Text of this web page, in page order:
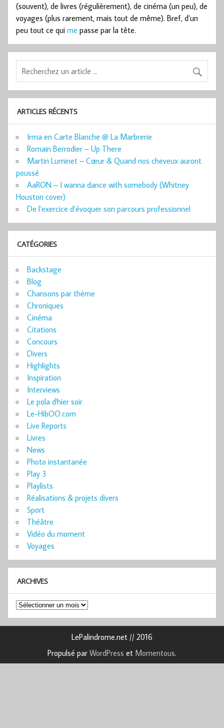
(souvent), de livres (régulièrement), de cinéma (un peu), de
voyages (plus rarement, mais tout de même). Bref, d’un
peu tout ce qui me passe par la tête.
ARTICLES RÉCENTS
Irma en Carte Blanche @ La Marbrerie
Romain Berrodier – Up There
Martin Luminet – Cœur & Quand nos cheveux auront
poussé
AaRON – I wanna dance with somebody (Whitney
Houston cover)
De l’exercice d’évoquer son parcours professionnel
CATÉGORIES
Backstage
Blog
Chansons par thème
Chroniques
Cinéma
Citations
Concours
Divers
Highlights
Inspiration
Interviews
Le pola d'hier soir
Le-HibOO.com
Live Reports
Livres
News
Photo instantanée
Play 3
Playlists
Réalisations & projets divers
Sport
Théâtre
Vidéo du moment
Voyages
ARCHIVES
Archives
LePalindrome.net // 2016
Propulsé par WordPress et Momentous.